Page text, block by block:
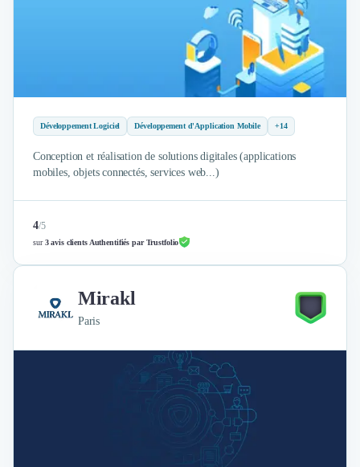
Développement Logiciel Développement d'Application Mobile +14
Conception et réalisation de solutions digitales (applications
mobiles, objets connectés, services web...)
4/5
sur3 avis clients Authentifiés par Trustfolio
Mirakl
Paris